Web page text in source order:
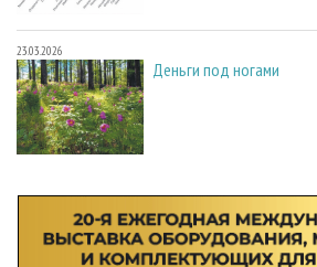
23.03.2026
Деньги под ногами